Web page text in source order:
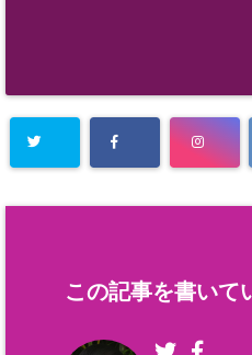
この記事を書いて